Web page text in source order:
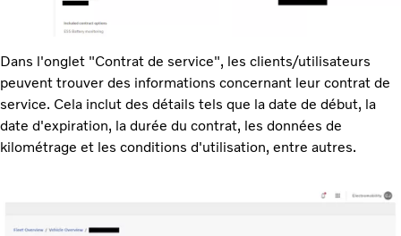
Dans l'onglet "Contrat de service", les clients/utilisateurs
peuvent trouver des informations concernant leur contrat de
service. Cela inclut des détails tels que la date de début, la
date d'expiration, la durée du contrat, les données de
kilométrage et les conditions d'utilisation, entre autres.